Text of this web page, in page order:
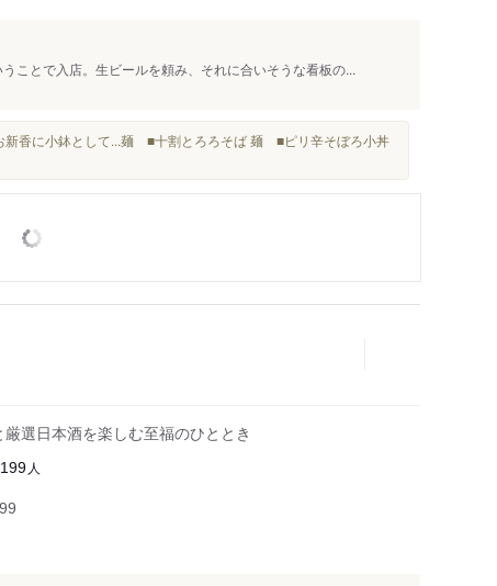
ことで入店。生ビールを頼み、それに合いそうな看板の...
新香に小鉢として...麺 ■十割とろろそば 麺 ■ピリ辛そぼろ小丼
選日本酒を楽しむ至福のひととき
人